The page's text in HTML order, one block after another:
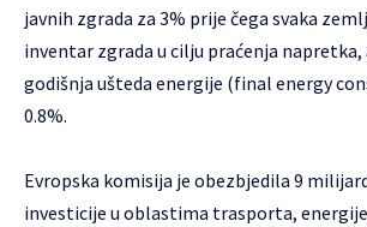
javnih zgrada za 3% prije čega svaka
inventar zgrada u cilju praćenja napretka,
godišnja ušteda energije (final energy
0.8%.
Evropska komisija je obezbjedila 9
investicije u oblastima trasporta,